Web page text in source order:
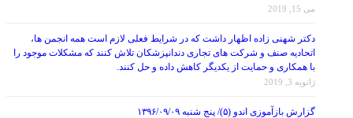
می 15, 2019
دکتر شهنی زاده اظهار داشت که در شرایط فعلی لازم است همه انجمن ها،
اتحادیه صنف و شرکت های تجاری دندانپزشکان تلاش کنند که مشکلات موجود را
با همکاری و حمایت از یکدیگر کاهش داده و حل کنند.
ژانویه 3, 2019
گزارش بازآموزی اندو (۵)/ پنج شنبه ۱۳۹۶/۰۹/۰۹